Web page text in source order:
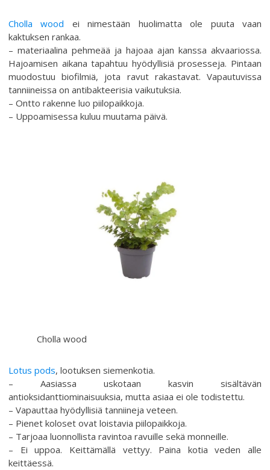
Cholla wood ei nimestään huolimatta ole puuta vaan
kaktuksen rankaa.
– materiaalina pehmeää ja hajoaa ajan kanssa akvaariossa.
Hajoamisen aikana tapahtuu hyödyllisiä prosesseja. Pintaan
muodostuu biofilmiä, jota ravut rakastavat. Vapautuvissa
tanniineissa on antibakteerisia vaikutuksia.
– Ontto rakenne luo piilopaikkoja.
– Uppoamisessa kuluu muutama päivä.
Cholla wood
Lotus pods, lootuksen siemenkotia.
– Aasiassa uskotaan kasvin sisältävän
antioksidanttiominaisuuksia, mutta asiaa ei ole todistettu.
– Vapauttaa hyödyllisiä tanniineja veteen.
– Pienet koloset ovat loistavia piilopaikkoja.
– Tarjoaa luonnollista ravintoa ravuille sekä monneille.
– Ei uppoa. Keittämällä vettyy. Paina kotia veden alle
keittäessä.